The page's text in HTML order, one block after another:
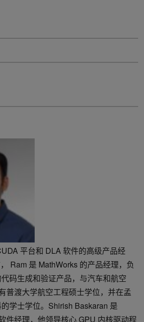
平台和 DLA 软件的高级产品经
Ram 是 MathWorks 的产品经理，负
码生成和验证产品，与汽车和航空
普渡大学航空工程硕士学位，并在孟
学士学位。Shirish Baskaran 是
件经理，他领导核心 GPU 内核驱动程